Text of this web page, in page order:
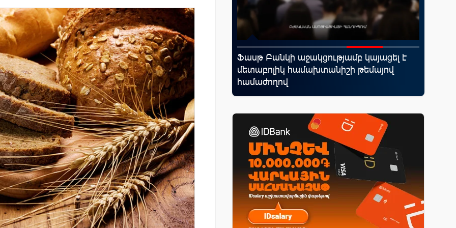
վայրի
IDBank-ը ներկայացնում է նոր Mastercard
World քարտը՝ ճանապարհորդական
առավելություններով և հատուկ արշավով
Ֆասթ Բանկի աջակցությամբ կայացել է
մետաբոլիկ համախտանիշի թեմայով
համաժողով